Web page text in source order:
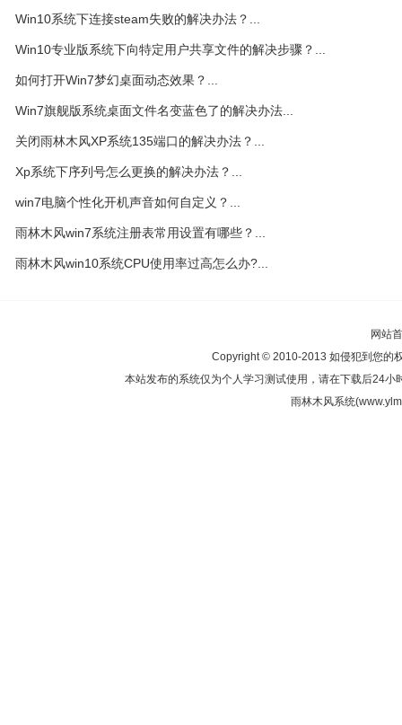
Win10系统下连接steam失败的解决办法？...
Win10专业版系统下向特定用户共享文件的解决步骤？...
如何打开Win7梦幻桌面动态效果？...
Win7旗舰版系统桌面文件名变蓝色了的解决办法...
关闭雨林木风XP系统135端口的解决办法？...
Xp系统下序列号怎么更换的解决办法？...
win7电脑个性化开机声音如何自定义？...
雨林木风win7系统注册表常用设置有哪些？...
雨林木风win10系统CPU使用率过高怎么办?...
网站
Copyright © 2010-2013 如侵犯到您的
本站发布的系统仅为个人学习测试使用，请在下载后24
雨林木风系统